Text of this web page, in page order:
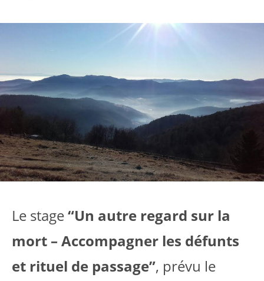
Le stage“Un autre regard sur la
mort – Accompagner les défunts
et rituel de passage”, prévu le